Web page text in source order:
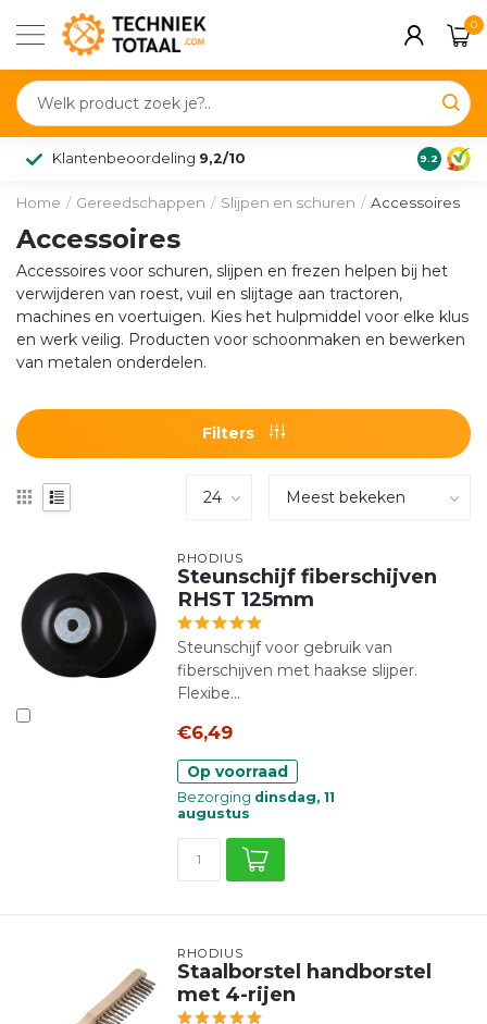
0
Klantenbeoordeling 9,2/10 9.2
Home / Gereedschappen / Slijpen en schuren / Accessoires
Accessoires
Accessoires voor schuren, slijpen en frezen helpen bij het
verwijderen van roest, vuil en slijtage aan tractoren,
machines en voertuigen. Kies het hulpmiddel voor elke klus
en werk veilig. Producten voor schoonmaken en bewerken
van metalen onderdelen.
Filters
RHODIUS
Steunschijf fiberschijven
RHST 125mm
Steunschijf voor gebruik van
fiberschijven met haakse slijper.
Flexibe...
€6,49
Op voorraad
Bezorging dinsdag, 11
augustus
RHODIUS
Staalborstel handborstel
met 4-rijen